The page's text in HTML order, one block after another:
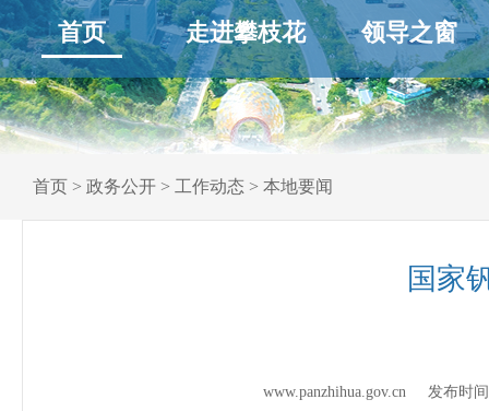
首页 走进攀枝花 领导之窗
首页 > 政务公开 > 工作动态 > 本地要闻
国家
www.panzhihua.gov.cn 发布时